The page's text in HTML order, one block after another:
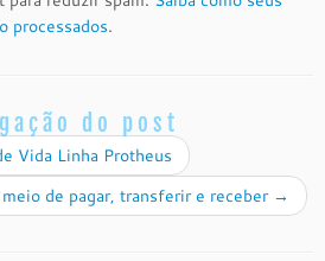
processados.
do post
Vida Linha Protheus
de pagar, transferir e receber →